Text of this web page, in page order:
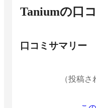
Taniumの口
口コミサマリー
（投稿